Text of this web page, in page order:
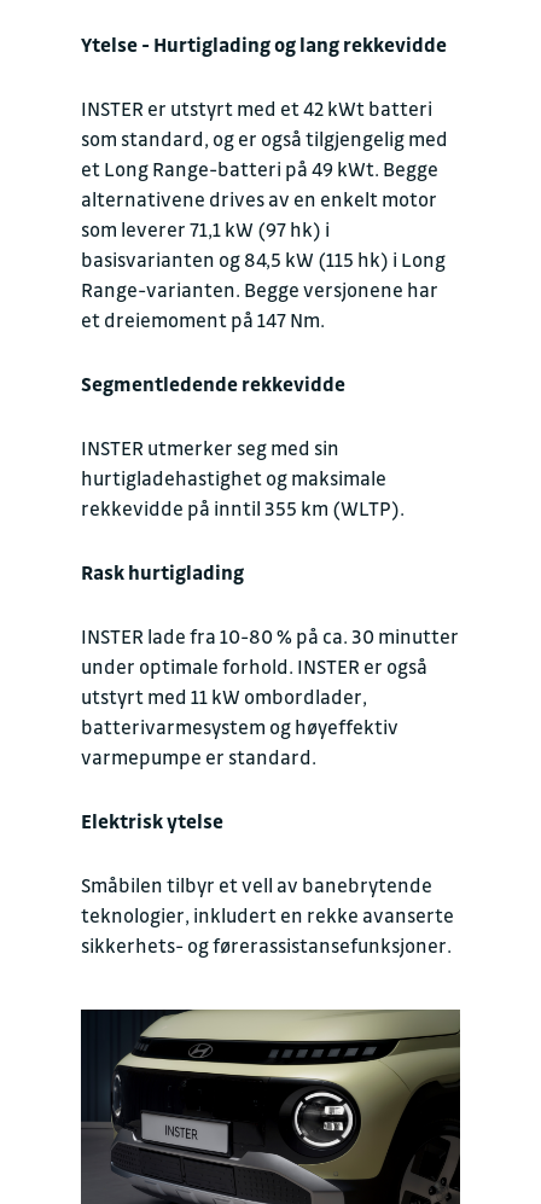
Ytelse - Hurtiglading og lang rekkevidde
INSTER er utstyrt med et 42 kWt batteri
som standard, og er også tilgjengelig med
et Long Range-batteri på 49 kWt. Begge
alternativene drives av en enkelt motor
som leverer 71,1 kW (97 hk) i
basisvarianten og 84,5 kW (115 hk) i Long
Range-varianten. Begge versjonene har
et dreiemoment på 147 Nm.
Segmentledende rekkevidde
INSTER utmerker seg med sin
hurtigladehastighet og maksimale
rekkevidde på inntil 355 km (WLTP).
Rask hurtiglading
INSTER lade fra 10-80 % på ca. 30 minutter
under optimale forhold. INSTER er også
utstyrt med 11 kW ombordlader,
batterivarmesystem og høyeffektiv
varmepumpe er standard.
Elektrisk ytelse
Småbilen tilbyr et vell av banebrytende
teknologier, inkludert en rekke avanserte
sikkerhets- og førerassistansefunksjoner.